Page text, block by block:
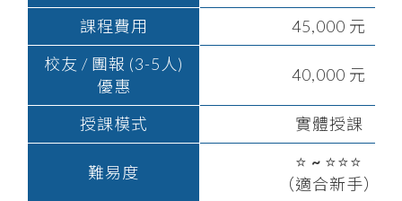
課程費用
45,000 元
校友 / 團報 (3-5人)
優惠
40,000 元
授課模式 實體授課
難易度
⭐ ~ ⭐⭐⭐
（適合新手）